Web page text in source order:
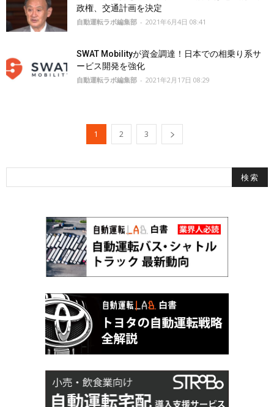
政権、交通計画を決定
自動運転ラボ編集部 - 2021年6月4日 08:41
SWAT Mobilityが資金調達！日本での相乗り系サ
ービス開発を強化
自動運転ラボ編集部 - 2021年2月17日 08:29
1 2 3